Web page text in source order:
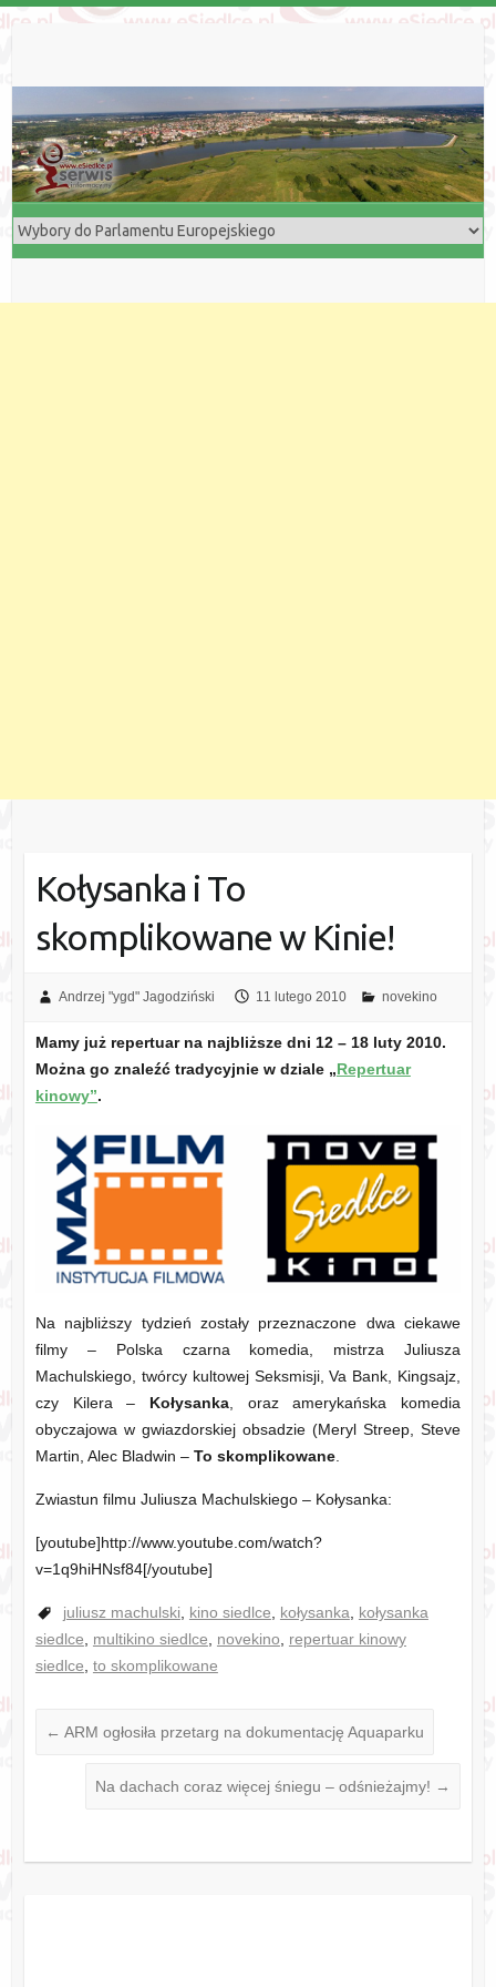
Kołysanka i To
skomplikowane w Kinie!
Andrzej "ygd" Jagodziński 11 lutego 2010 novekino
Mamy już repertuar na najbliższe dni 12 – 18 luty 2010.
Można go znaleźć tradycyjnie w dziale „Repertuar
kinowy”.
Na najbliższy tydzień zostały przeznaczone dwa ciekawe
filmy – Polska czarna komedia, mistrza Juliusza
Machulskiego, twórcy kultowej Seksmisji, Va Bank, Kingsajz,
czy Kilera – Kołysanka, oraz amerykańska komedia
obyczajowa w gwiazdorskiej obsadzie (Meryl Streep, Steve
Martin, Alec Bladwin – To skomplikowane.
Zwiastun filmu Juliusza Machulskiego – Kołysanka:
[youtube]http://www.youtube.com/watch?
v=1q9hiHNsf84[/youtube]
juliusz machulski, kino siedlce, kołysanka, kołysanka
siedlce, multikino siedlce, novekino, repertuar kinowy
siedlce, to skomplikowane
← ARM ogłosiła przetarg na dokumentację Aquaparku
Na dachach coraz więcej śniegu – odśnieżajmy! →